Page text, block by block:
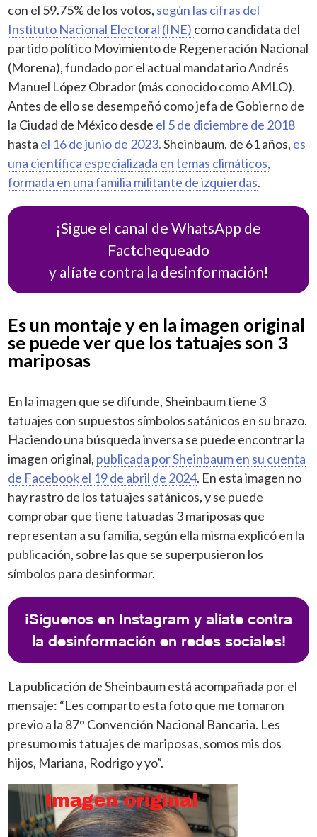
con el 59.75% de los votos, según las cifras del
Instituto Nacional Electoral (INE) como candidata del
partido político Movimiento de Regeneración Nacional
(Morena), fundado por el actual mandatario Andrés
Manuel López Obrador (más conocido como AMLO).
Antes de ello se desempeñó como jefa de Gobierno de
la Ciudad de México desde el 5 de diciembre de 2018
hasta el 16 de junio de 2023.Sheinbaum, de 61 años, es
una científica especializada en temas climáticos,
formada en una familia militante de izquierdas.
¡Sigue el canal de WhatsApp de
Factchequeado
y alíate contra la desinformación!
Es un montaje y en la imagen original
se puede ver que los tatuajes son 3
mariposas
En la imagen que se difunde, Sheinbaum tiene 3
tatuajes con supuestos símbolos satánicos en su brazo.
Haciendo una búsqueda inversa se puede encontrar la
imagen original, publicada por Sheinbaum en su cuenta
de Facebook el 19 de abril de 2024. En esta imagen no
hay rastro de los tatuajes satánicos, y se puede
comprobar que tiene tatuadas 3 mariposas que
representan a su familia, según ella misma explicó en la
publicación, sobre las que se superpusieron los
símbolos para desinformar.
¡Síguenos en Instagram y alíate contra
la desinformación en redes sociales!
La publicación de Sheinbaum está acompañada por el
mensaje: “Les comparto esta foto que me tomaron
previo a la 87° Convención Nacional Bancaria. Les
presumo mis tatuajes de mariposas, somos mis dos
hijos, Mariana, Rodrigo y yo”.